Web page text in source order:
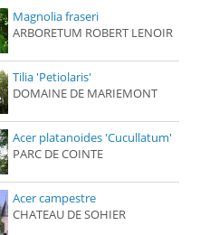
Magnolia fraseri
ARBORETUM ROBERT LENOIR
Tilia 'Petiolaris'
DOMAINE DE MARIEMONT
Acer platanoides 'Cucullatum'
PARC DE COINTE
Acer campestre
CHATEAU DE SOHIER